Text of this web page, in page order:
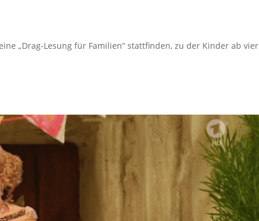
„Drag-Lesung für Familien“ stattfinden, zu der Kinder ab vier